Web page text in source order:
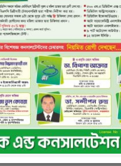
বরকলে নৌকাডুবি,
১
করুন